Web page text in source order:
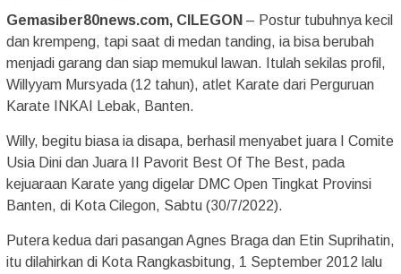
Gemasiber80news.com, CILEGON – Postur tubuhnya kecil
dan krempeng, tapi saat di medan tanding, ia bisa berubah
menjadi garang dan siap memukul lawan. Itulah sekilas profil,
Willyyam Mursyada (12 tahun), atlet Karate dari Perguruan
Karate INKAI Lebak, Banten.
Willy, begitu biasa ia disapa, berhasil menyabet juara I Comite
Usia Dini dan Juara II Pavorit Best Of The Best, pada
kejuaraan Karate yang digelar DMC Open Tingkat Provinsi
Banten, di Kota Cilegon, Sabtu (30/7/2022).
Putera kedua dari pasangan Agnes Braga dan Etin Suprihatin,
itu dilahirkan di Kota Rangkasbitung, 1 September 2012 lalu